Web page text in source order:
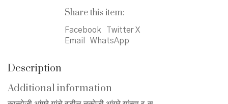
Share this item:
Facebook
Twitter X
Email
WhatsApp
Description
Additional information